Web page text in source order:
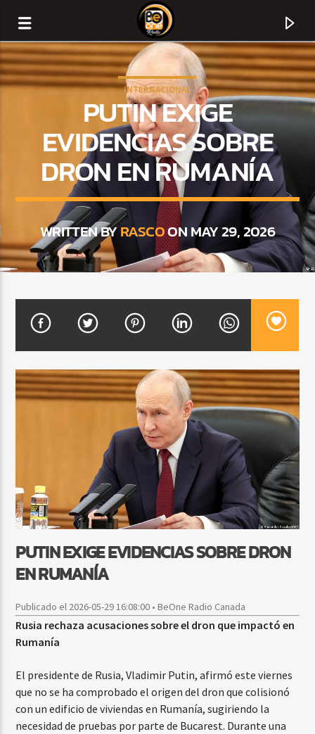
CURRENT TRACK
ARTIST
CURRENT SHOW
BACHATA PARA EL CAMINO
7:00 PM
Beone Radio
INTERNACIONAL
PUTIN EXIGE
EVIDENCIAS SOBRE
DRON EN RUMANÍA
WRITTEN BYRASCOON MAY 29, 2026
PUTIN EXIGE EVIDENCIAS SOBRE DRON
EN RUMANÍA
Publicado el 2026-05-29 16:08:00 • BeOne Radio Canada
Rusia rechaza acusaciones sobre el dron que impactó en
Rumanía
El presidente de Rusia, Vladimir Putin, afirmó este viernes
que no se ha comprobado el origen del dron que colisionó
con un edificio de viviendas en Rumanía, sugiriendo la
necesidad de pruebas por parte de Bucarest. Durante una